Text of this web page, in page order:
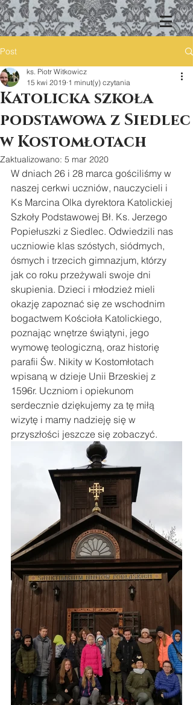
Post
Katolicka szkoła
podstawowa z Siedlec
w Kostomłotach
ks. Piotr Witkowicz
15 kwi 2019 1 minut(y) czytania
Zaktualizowano: 5 mar 2020
W dniach 26 i 28 marca gościliśmy w
naszej cerkwi uczniów, nauczycieli i
Ks Marcina Olka dyrektora Katolickiej
Szkoły Podstawowej Bł. Ks. Jerzego
Popiełuszki z Siedlec. Odwiedzili nas
uczniowie klas szóstych, siódmych,
ósmych i trzecich gimnazjum, którzy
jak co roku przeżywali swoje dni
skupienia. Dzieci i młodzież mieli
okazję zapoznać się ze wschodnim
bogactwem Kościoła Katolickiego,
poznając wnętrze świątyni, jego
wymowę teologiczną, oraz historię
parafii Św. Nikity w Kostomłotach
wpisaną w dzieje Unii Brzeskiej z
1596r. Uczniom i opiekunom
serdecznie dziękujemy za tę miłą
wizytę i mamy nadzieję się w
przyszłości jeszcze się zobaczyć.